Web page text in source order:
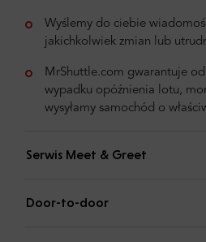
Wyślemy do ciebie
jakichkolwiek zmian lub
MrShuttle.com gwarantuje
wypadku opóźnienia lotu,
wysyłamy samochód o
Serwis Meet & Greet
Door-to-door